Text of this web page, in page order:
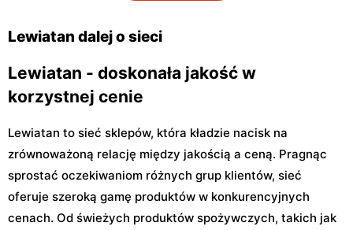
Lewiatan dalej o sieci
Lewiatan - doskonała jakość w
korzystnej cenie
Lewiatan to sieć sklepów, która kładzie nacisk na
zrównoważoną relację między jakością a ceną. Pragnąc
sprostać oczekiwaniom różnych grup klientów, sieć
oferuje szeroką gamę produktów w konkurencyjnych
cenach. Od świeżych produktów spożywczych, takich jak